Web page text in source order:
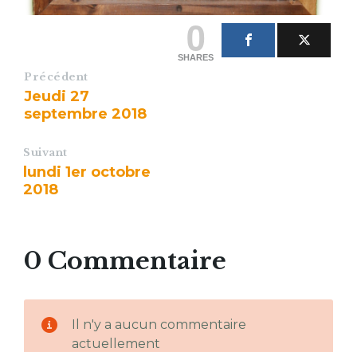
0
SHARES
Précédent
Jeudi 27
septembre 2018
Suivant
lundi 1er octobre
2018
0 Commentaire
Il n'y a aucun commentaire
actuellement